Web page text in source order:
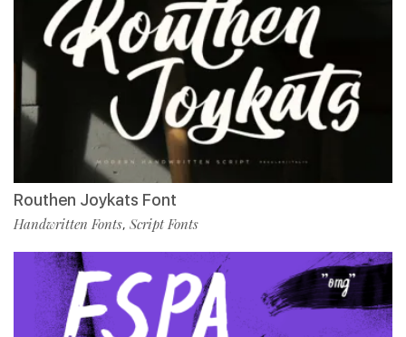
Routhen Joykats Font
Handwritten Fonts, Script Fonts